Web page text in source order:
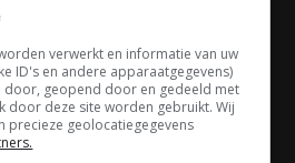
verwerkt en informatie van uw
ID's en andere apparaatgegevens)
door, geopend door en gedeeld met
door deze site worden gebruikt. Wij
precieze geolocatiegegevens